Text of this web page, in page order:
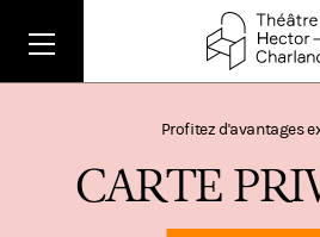
Profitez d'avantages
CARTE PRI